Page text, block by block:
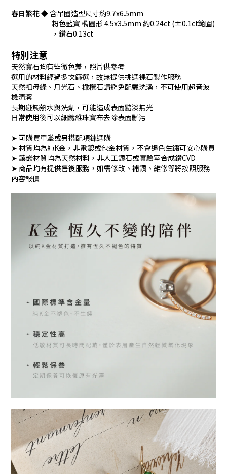
春日繁花◆含吊圈造型尺寸約9.7x6.5mm
粉色藍寶 橢圓形 4.5x3.5mm 約0.24ct (±0.1ct範圍)
，鑽石0.13ct
特別注意
天然寶石均有些微色差，照片供參考
選用的材料經過多次篩選，故無提供挑選裸石製作服務
天然祖母綠、月光石、橄欖石請避免配戴洗澡，不可使用超音波
機清潔
長期碰觸熱水與洗劑，可能造成表面黯淡無光
日常使用後可以細纖維珠寶布去除表面髒污
➤ 可購買單墜或另搭配項鍊選購
➤ 材質均為純K金，非電鍍或包金材質，不會退色生鏽可安心購買
➤ 鑲嵌材質均為天然材料，非人工鑽石或實驗室合成鑽CVD
➤ 商品均有提供售後服務，如需修改、補鑽、維修等將按照服務
內容報價